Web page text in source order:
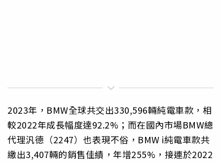
2023年，BMW全球共交出330,596輛純電車款，相
較2022年成長幅度達92.2%；而在國內市場BMW總
代理汎德（2247）也表現不俗，BMW i純電車款共
繳出3,407輛的銷售佳績，年增255%，接連於2022